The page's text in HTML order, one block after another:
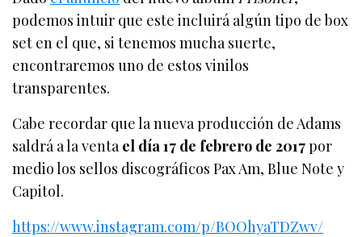
podemos intuir que este incluirá algún tipo de box
set en el que, si tenemos mucha suerte,
encontraremos uno de estos vinilos
transparentes.
Cabe recordar que la nueva producción de Adams
saldrá a la venta el día 17 de febrero de 2017por
medio los sellos discográficos Pax Am, Blue Note y
Capitol.
https://www.instagram.com/p/BOOhyaTDZwv/